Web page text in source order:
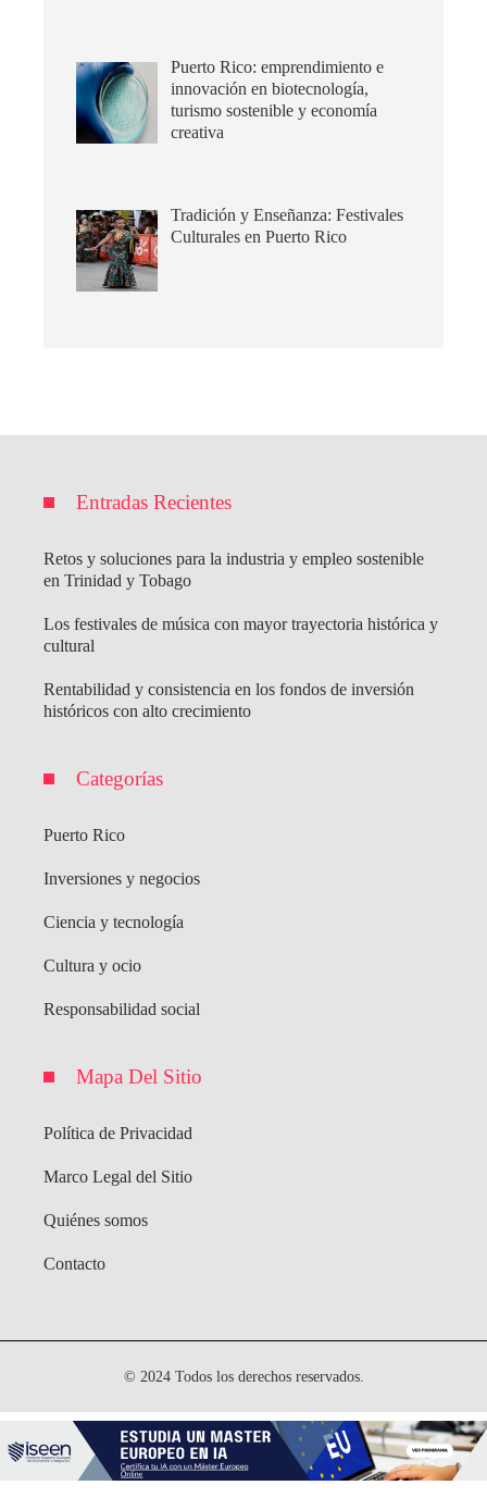
Puerto Rico: emprendimiento e
innovación en biotecnología,
turismo sostenible y economía
creativa
Tradición y Enseñanza: Festivales
Culturales en Puerto Rico
Entradas Recientes
Retos y soluciones para la industria y empleo sostenible
en Trinidad y Tobago
Los festivales de música con mayor trayectoria histórica y
cultural
Rentabilidad y consistencia en los fondos de inversión
históricos con alto crecimiento
Categorías
Puerto Rico
Inversiones y negocios
Ciencia y tecnología
Cultura y ocio
Responsabilidad social
Mapa Del Sitio
Política de Privacidad
Marco Legal del Sitio
Quiénes somos
Contacto
© 2024 Todos los derechos reservados.